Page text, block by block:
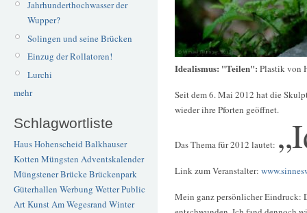
Jahrhunderthochwasser der
Wupper?
Solingen und seine Brücken
Einzug der Rollatoren!
Lurchi
mehr
Schlagwortliste
Haus Hohenscheid Balkhauser
Kotten Müngsten Adventskalender
Müngstener BrückeBrückenpark
Güterhallen Werbung WetterPublic
ArtKunstAm Wegesrand Winter
Idealismus: "Teilen": Plastik von
Seit dem 6. Mai 2012 hat die
wieder ihre Pforten geöffnet.
Das Thema für 2012 lautet:
Link zum Veranstalter:
Mein ganz persönlicher Eindruck: